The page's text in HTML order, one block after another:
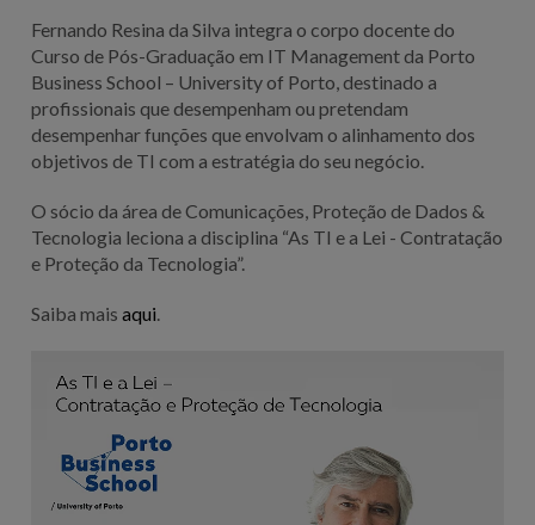
Fernando Resina da Silva integra o corpo docente do
Curso de Pós-Graduação em IT Management da Porto
Business School – University of Porto, destinado a
profissionais que desempenham ou pretendam
desempenhar funções que envolvam o alinhamento dos
objetivos de TI com a estratégia do seu negócio.
O sócio da área de Comunicações, Proteção de Dados &
Tecnologia leciona a disciplina “As TI e a Lei - Contratação
e Proteção da Tecnologia”.
Saiba mais aqui